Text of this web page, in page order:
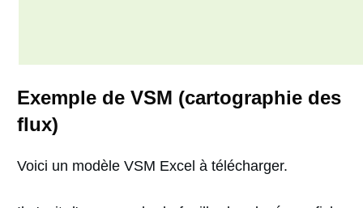
Exemple de VSM (cartographie des
flux)
Voici un modèle VSM Excel à télécharger.